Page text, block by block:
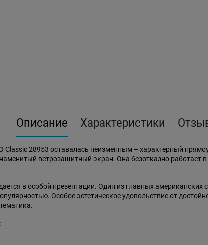
Описание Характеристики
Classic 28953 оставалась неизменным – характерный
ветрозащитный экран. Она безотказно работает в
в особой презентации. Один из главных
Особое эстетическое удовольствие от